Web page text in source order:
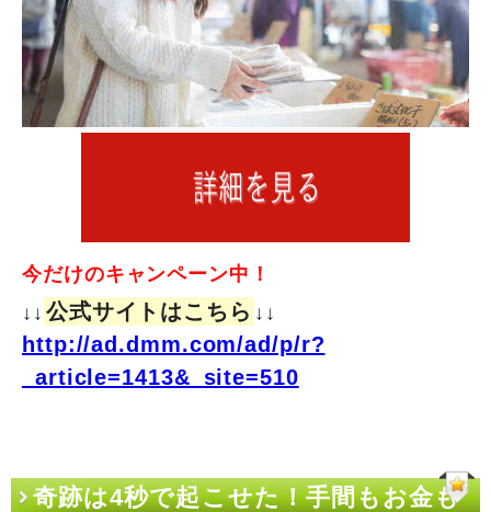
今だけのキャンペーン中！
↓↓ 公式サイトはこちら ↓↓
http://ad.dmm.com/ad/p/r?
_article=1413&_site=510
奇跡は4秒で起こせた！手間もお金も